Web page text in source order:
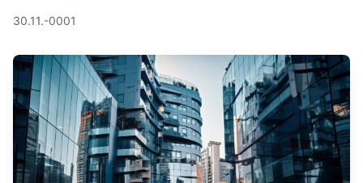
30.11.-0001